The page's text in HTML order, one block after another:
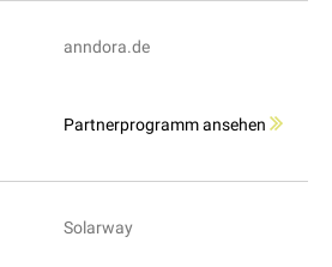
anndora.de
Partnerprogramm ansehen
Solarway